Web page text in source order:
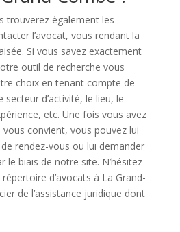
trouverez également les
l’avocat, vous rendant la
Si vous savez exactement
outil de recherche vous
choix en tenant compte de
d’activité, le lieu, le
etc. Une fois vous avez
convient, vous pouvez lui
rendez-vous ou lui demander
le biais de notre site. N’hésitez
d’avocats à La Grand-
de l’assistance juridique dont